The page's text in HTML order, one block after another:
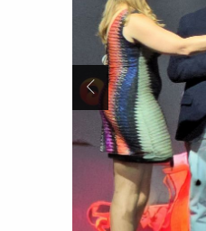
Anterior Slide